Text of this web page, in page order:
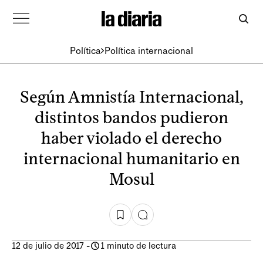
Política Política internacional
Según Amnistía Internacional,
distintos bandos pudieron
haber violado el derecho
internacional humanitario en
Mosul
12 de julio de 2017 - 1 minuto de lectura